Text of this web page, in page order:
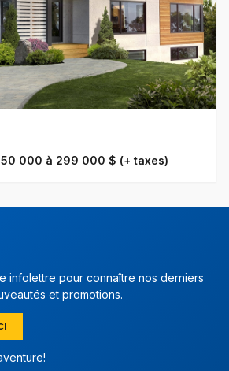
000 à 299 000 $ (+ taxes)
infolettre pour connaître nos derniers
et promotions.